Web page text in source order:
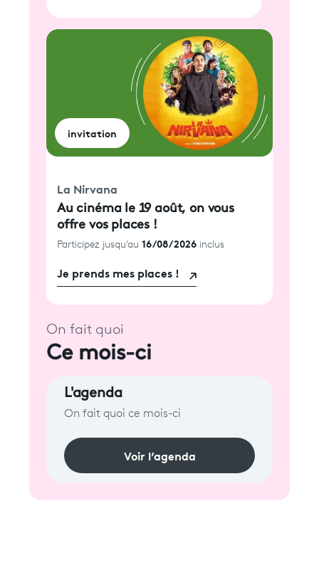
invitation
La Nirvana
Au cinéma le 19 août, on vous
offre vos places !
Participez jusqu'au 16/08/2026 inclus
Je prends mes places !
L'agenda
On fait quoi ce mois-ci
Voir l’agenda
On fait quoi
Ce mois-ci